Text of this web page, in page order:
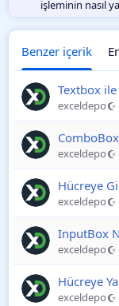
işleminin nasıl
Benzer içerik
Textbox ile
exceldepo
exceldepo
Hücreye
exceldepo
exceldepo
Hücreye
exceldepo